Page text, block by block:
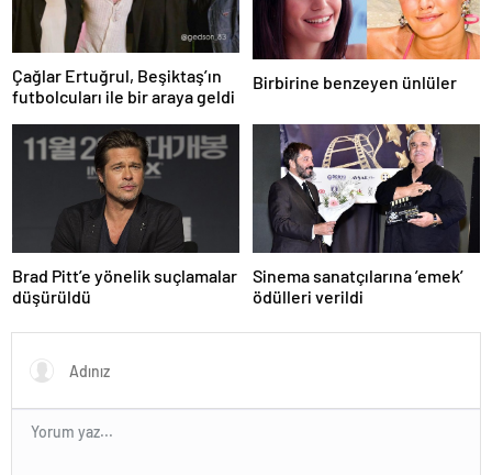
Çağlar Ertuğrul, Beşiktaş’ın
futbolcuları ile bir araya geldi
Birbirine benzeyen ünlüler
Brad Pitt’e yönelik suçlamalar
düşürüldü
Sinema sanatçılarına ’emek’
ödülleri verildi